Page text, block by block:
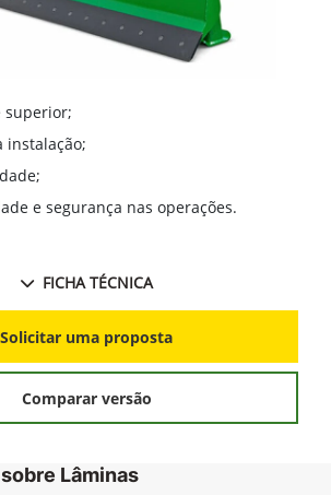
superior;
instalação;
e segurança nas operações.
FICHA TÉCNICA
Solicitar uma proposta
Comparar versão
Lâminas